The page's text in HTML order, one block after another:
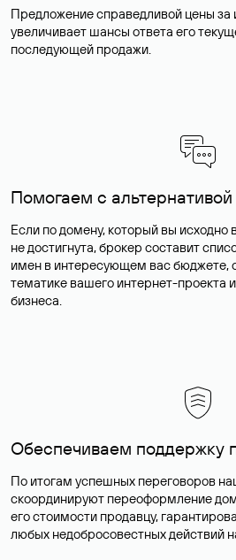
Предложение справедливой цены за
увеличивает шансы ответа его
последующей продажи.
Помогаем с альтернативой
Если по домену, который вы исходно
не достигнута, брокер составит
имен в интересующем вас бюджете,
тематике вашего интернет-проекта
бизнеса.
Обеспечиваем поддержку
По итогам успешных переговоров
скоординируют переоформление
его стоимости продавцу,
любых недобросовестных действий